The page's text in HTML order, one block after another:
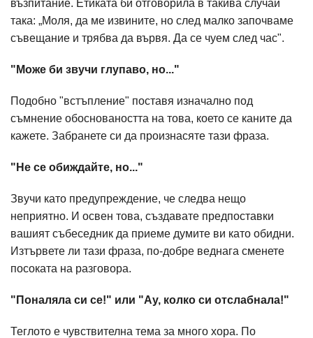
възпитание. Етиката би отговорила в такива случаи
така: „Моля, да ме извините, но след малко започваме
съвещание и трябва да вървя. Да се чуем след час".
"Може би звучи глупаво, но..."
Подобно "встъпление" поставя изначално под
съмнение обосноваността на това, което се каните да
кажете. Забранете си да произнасяте тази фраза.
"Не се обиждайте, но..."
Звучи като предупреждение, че следва нещо
неприятно. И освен това, създавате предпоставки
вашият събеседник да приеме думите ви като обидни.
Изтървете ли тази фраза, по-добре веднага сменете
посоката на разговора.
"Поналяла си се!" или "Ау, колко си отслабнала!"
Теглото е чувствителна тема за много хора. По